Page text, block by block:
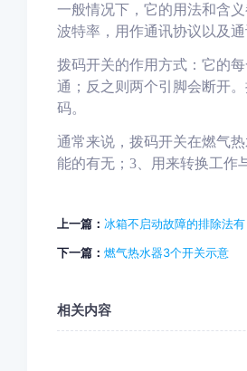
一般情况下，它的用法和含
波特率，用作通讯协议以及通
拨码开关的作用方式：它的
通；反之则两个引脚会断开
码。
通常来说，拨码开关在燃气
能的有无；3、用来转换工作
上一篇： 冰箱不启动故障的排除法有
下一篇： 燃气热水器3个开关示意
相关内容